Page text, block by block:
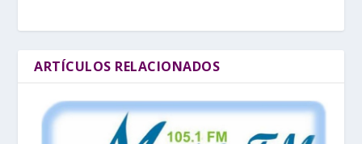
ARTÍCULOS RELACIONADOS